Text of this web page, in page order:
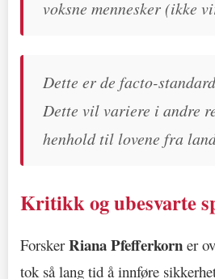
voksne mennesker (ikke
Dette er de facto-
Dette vil variere i andre
henhold til lovene fra
Kritikk og ubesvarte
ForskerRiana Pfefferkorn er
tok så lang tid å innføre